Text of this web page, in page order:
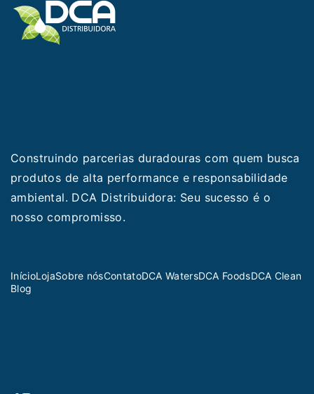
Construindo parcerias duradouras com quem busca
produtos de alta performance e responsabilidade
ambiental. DCA Distribuidora: Seu sucesso é o
nosso compromisso.
InícioLojaSobre nósContatoDCA WatersDCA FoodsDCA Clean
Blog